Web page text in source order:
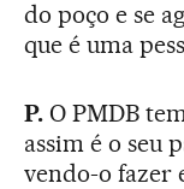
do poço e se
que é uma
P.O PMDB
assim é o seu
vendo-o fazer